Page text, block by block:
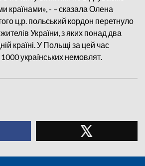
країнами», - – сказала Олена
ц.р. польський кордон перетнуло
України, з яких понад два
країні. У Польщі за цей час
українських немовлят.